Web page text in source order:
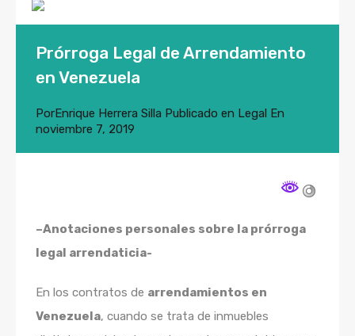
Prórroga Legal de Arrendamiento
en Venezuela
PorEnrique Herrera Silla Publicado en Legal En
noviembre 7, 2019
–Anotaciones personales sobre la prórroga
legal arrendaticia-
En los contratos de arrendamientos en
Venezuela, cuando se trata de inmuebles